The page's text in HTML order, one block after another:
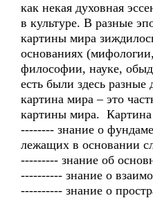
как некая духовная
в культуре. В разные
картины мира
основаниях
философии, науке,
есть были здесь
картина мира – это
картины мира. Картина
-------- знание о
лежащих в основании
--------- знание об
---------- знание о
---------- знание о